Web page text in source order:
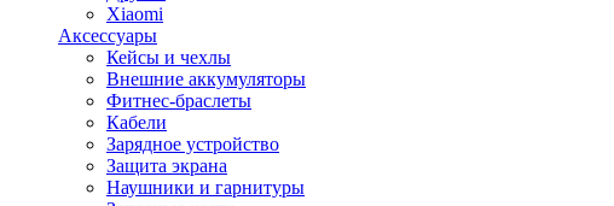
Xiaomi
Аксессуары
Кейсы и чехлы
Внешние аккумуляторы
Фитнес-браслеты
Кабели
Зарядное устройство
Защита экрана
Наушники и гарнитуры